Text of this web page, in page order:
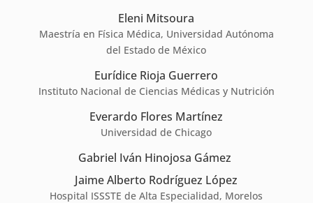
Eleni Mitsoura
Maestría en Física Médica, Universidad Autónoma
del Estado de México
Eurídice Rioja Guerrero
Instituto Nacional de Ciencias Médicas y Nutrición
Everardo Flores Martínez
Universidad de Chicago
Gabriel Iván Hinojosa Gámez
Jaime Alberto Rodríguez López
Hospital ISSSTE de Alta Especialidad, Morelos